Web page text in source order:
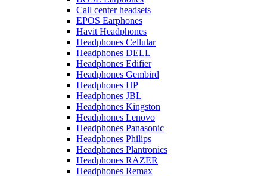
Call center headsets
EPOS Earphones
Havit Headphones
Headphones Cellular
Headphones DELL
Headphones Edifier
Headphones Gembird
Headphones HP
Headphones JBL
Headphones Kingston
Headphones Lenovo
Headphones Panasonic
Headphones Philips
Headphones Plantronics
Headphones RAZER
Headphones Remax